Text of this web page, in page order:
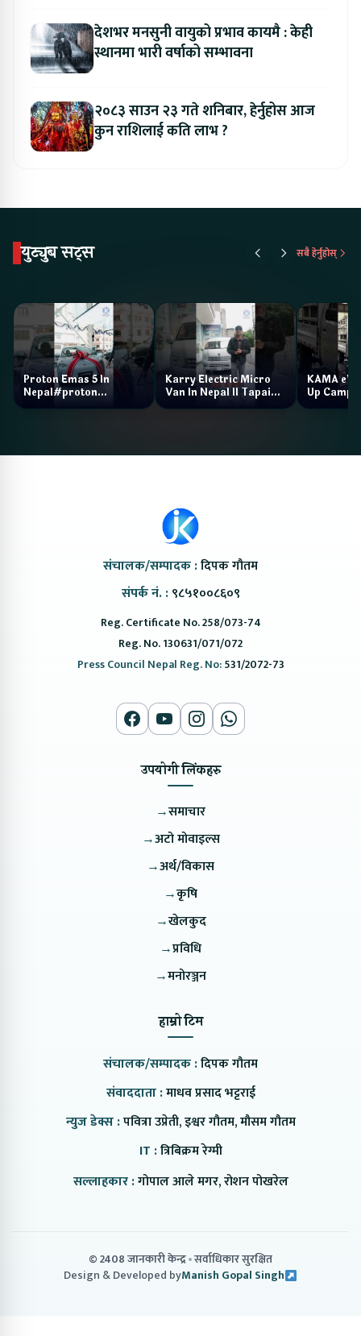
देशभर मनसुनी वायुको प्रभाव कायमै : केही
स्थानमा भारी वर्षाको सम्भावना
२०८३ साउन २३ गते शनिबार, हेर्नुहोस आज
कुन राशिलाई कति लाभ ?
युट्युब सट्स सबै हेर्नुहोस्
Proton Emas 5 In
Nepal#proton
#protonemas5#protonnepal#evcarnepal
Karry Electric Micro
Van In Nepal II Tapaiko
Bazar II Jankari
KAMA eV
Up Camp
संचालक/सम्पादक :दिपक गौतम
संपर्क नं. : ९८५१००८६०९
Reg. Certificate No. 258/073-74
Reg. No. 130631/071/072
Press Council Nepal Reg. No:531/2072-73
उपयोगी लिंकहरु
→समाचार
→अटो मोवाइल्स
→अर्थ/विकास
→कृषि
→खेलकुद
→प्रविधि
→मनोरञ्जन
हाम्रो टिम
संचालक/सम्पादक :दिपक गौतम
संवाददाता :माधव प्रसाद भट्टराई
न्युज डेक्स :पवित्रा उप्रेती, इश्वर गौतम, मौसम गौतम
IT :त्रिबिक्रम रेग्मी
सल्लाहकार :गोपाल आले मगर, रोशन पोखरेल
© 2408 जानकारी केन्द्र सर्वाधिकार सुरक्षित
Design & Developed byManish Gopal Singh